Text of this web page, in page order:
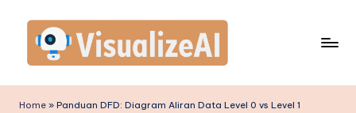
content
is
Home » Panduan DFD: Diagram Aliran Data Level 0 vs Level 1